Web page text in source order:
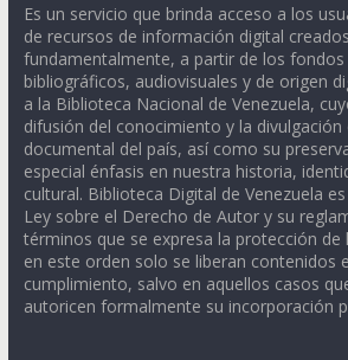
Es un servicio que brinda acceso a los
de recursos de información digital
fundamentalmente, a partir de los
bibliográficos, audiovisuales y de origen
a la Biblioteca Nacional de Venezuela,
difusión del conocimiento y la
documental del país, así como su
especial énfasis en nuestra historia,
cultural. Biblioteca Digital de Venezuela
Ley sobre el Derecho de Autor y su
términos que se expresa la protección de
en este orden solo se liberan contenidos
cumplimiento, salvo en aquellos casos
autoricen formalmente su incorporación